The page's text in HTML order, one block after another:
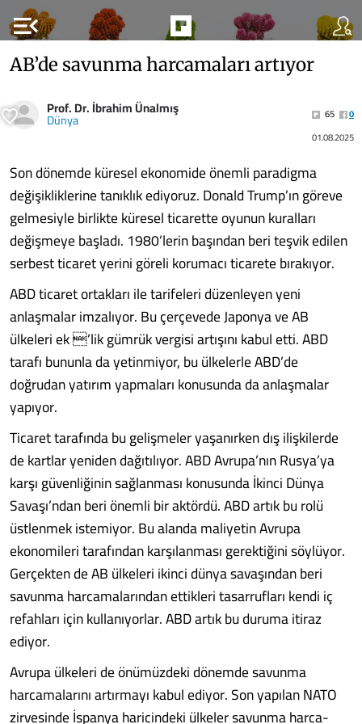
menu_open
AB’de savunma harcamaları artıyor
Prof. Dr. İbrahim Ünalmış
Dünya 65
0
01.08.2025
Son dönemde küresel ekonomide önem­li paradigma
değişikliklerine tanıklık ediyoruz. Donald Trump’ın göreve
gelme­siyle birlikte küresel ticarette oyunun ku­ralları
değişmeye başladı. 1980’lerin başın­dan beri teşvik edilen
serbest ticaret yeri­ni göreli korumacı ticarete bırakıyor.
ABD ticaret ortakları ile tarifeleri düzenleyen yeni
anlaşmalar imzalıyor. Bu çerçevede Japonya ve AB
ülkeleri ek ’lik gümrük vergisi artışını kabul etti. ABD
tarafı bu­nunla da yetinmiyor, bu ülkelerle ABD’de
doğrudan yatırım yapmaları konusunda da anlaşmalar
yapıyor.
Ticaret tarafında bu gelişmeler yaşanır­ken dış ilişkilerde
de kartlar yeniden dağı­tılıyor. ABD Avrupa’nın Rusya’ya
karşı gü­venliğinin sağlanması konusunda İkinci Dünya
Savaşı’ndan beri önemli bir aktör­dü. ABD artık bu rolü
üstlenmek istemiyor. Bu alanda maliyetin Avrupa
ekonomileri tarafından karşılanması gerektiğini söylü­yor.
Gerçekten de AB ülkeleri ikinci dün­ya savaşından beri
savunma harcamaların­dan ettikleri tasarrufları kendi iç
refahla­rı için kullanıyorlar. ABD artık bu duruma itiraz
ediyor.
Avrupa ülkeleri de önümüzdeki dönem­de savunma
harcamalarını artırmayı kabul ediyor. Son yapılan NATO
zirvesinde İs­panya haricindeki ülkeler savunma harca­